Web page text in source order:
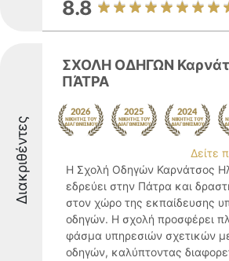
8.8
Διακριθέντες
ΣΧΟΛΗ ΟΔΗΓΩΝ
ΠΆΤΡΑ
Δείτε
Η Σχολή Οδηγών Καρνάτσος
εδρεύει στην Πάτρα και
στον χώρο της εκπαίδευσης
οδηγών. Η σχολή προσφέρει
φάσμα υπηρεσιών σχετικών
οδηγών, καλύπτοντας